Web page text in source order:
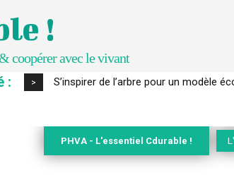
!
coopérer avec le vivant
: > IPBES : le « GIEC de la biodiversité »
PHVA - L'essentiel Cdurable !